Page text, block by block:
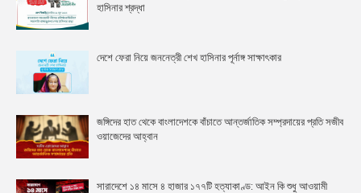
হাসিনার শ্রদ্ধা
দেশে ফেরা নিয়ে জননেত্রী শেখ হাসিনার পূর্নাঙ্গ সাক্ষাৎকার
জঙ্গিদের হাত থেকে বাংলাদেশকে বাঁচাতে আন্তর্জাতিক সম্প্রদায়ের প্রতি সজীব
ওয়াজেদের আহ্বান
সারাদেশে ১৪ মাসে ৪ হাজার ১৭৭টি হত্যাকাণ্ড: আইন কি শুধু আওয়ামী